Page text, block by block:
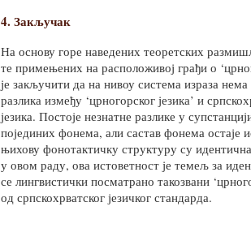
4. Закључак
На основу горе наведених теоретских
те примењених на расположивој грађи о
је закључити да на нивоу система израза
разлика између ‘црногорског језика’ и
језика. Постоје незнатне разлике у
појединих фонема, али састав фонема остаје
њихову фонотактичку структуру су
у овом раду, ова истоветност је темељ за
се лингвистички посматрано такозвани
од српскохрватског језичког стандарда.